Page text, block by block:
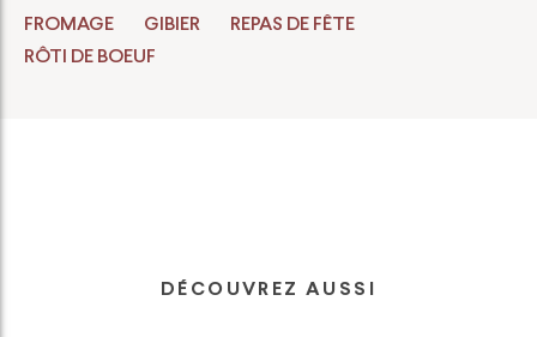
FROMAGE
GIBIER
REPAS DE FÊTE
RÔTI DE BOEUF
DÉCOUVREZ AUSSI